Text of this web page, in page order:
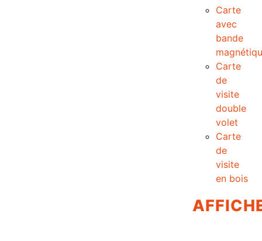
Carte
avec
bande
Carte
de
visite
double
volet
Carte
de
visite
en bois